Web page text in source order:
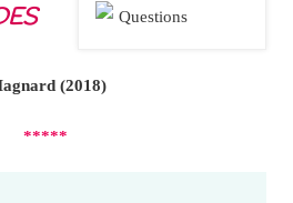
(2018)
*****